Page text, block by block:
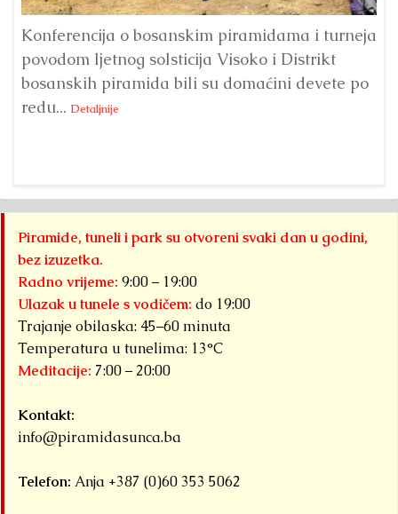
Konferencija o bosanskim piramidama i turneja
povodom ljetnog solsticija Visoko i Distrikt
bosanskih piramida bili su domaćini devete po
redu... Detaljnije
Piramide, tuneli i park su otvoreni svaki dan u godini,
bez izuzetka.
Radno vrijeme: 9:00 – 19:00
Ulazak u tunele s vodičem: do 19:00
Trajanje obilaska: 45–60 minuta
Temperatura u tunelima: 13°C
Meditacije: 7:00 – 20:00
Kontakt:
info@piramidasunca.ba
Telefon: Anja +387 (0)60 353 5062